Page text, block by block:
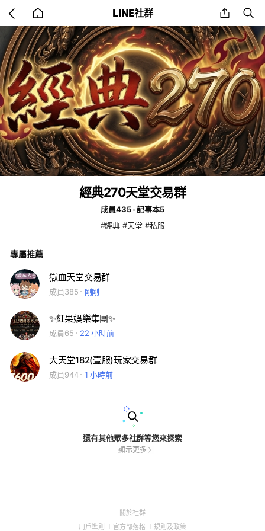
back
to
home
LINE社群 share
經典270天堂交易群
成員435
記事本5
#經典 #天堂 #私服
專屬推薦
獄血天堂交易群
成員385 剛剛
✨紅果娛樂集團✨
成員65 22 小時前
大天堂182(壹服)玩家交易群
成員944 1 小時前
還有其他眾多社群等您來探索
顯示更多
關於社群(Open
用戶準則 (Open
官方部落格 (Open
規則及政策(Open